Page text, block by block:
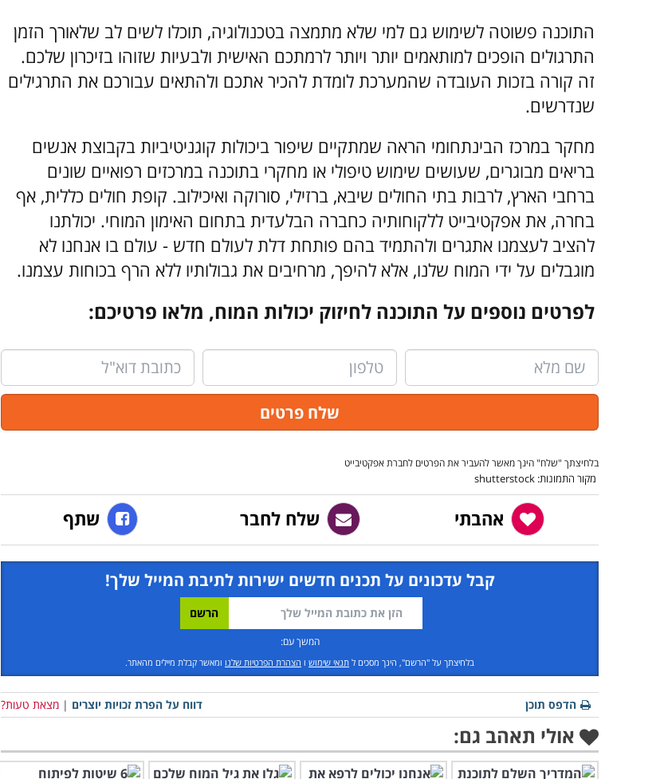
התוכנה פשוטה לשימוש גם למי שלא מתמצה בטכנולוגיה, תוכלו לשים לב שלאורך הזמן
התרגולים הופכים למותאמים יותר ויותר לרמתכם האישית ולבעיות שזוהו בזיכרון שלכם.
זה קורה בזכות העובדה שהמערכת לומדת להכיר אתכם ולהתאים עבורכם את התרגילים
שנדרשים.
מחקר במרכז הבינתחומי הראה שמתקיים שיפור ביכולות קוגניטיביות בקבוצת אנשים
בריאים מבוגרים, שעושים שימוש טיפולי או מחקרי בתוכנה במרכזים רפואיים שונים
ברחבי הארץ, לרבות בתי החולים שיבא, ברזילי, סורוקה ואיכילוב. קופת חולים כללית, אף
בחרה, את אפקטיבייט ללקוחותיה כחברה הבלעדית בתחום האימון המוחי. יכולתנו
להציב לעצמנו אתגרים ולהתמיד בהם פותחת דלת לעולם חדש - עולם בו אנחנו לא
מוגבלים על ידי המוח שלנו, אלא להיפך, מרחיבים את גבולותיו ללא הרף בכוחות עצמנו.
לפרטים נוספים על התוכנה לחיזוק יכולות המוח, מלאו פרטיכם:
בלחיצתך "שלח" הינך מאשר להעביר את הפרטים לחברת אפקטיבייט
מקור התמונות: shutterstock
אהבתי שלח לחבר שתף
קבל עדכונים על תכנים חדשים ישירות לתיבת המייל שלך!
המשך עם:
בלחיצתך על "הרשם", הינך מסכים ל תנאי שימוש ו הצהרת הפרטיות שלנו ומאשר קבלת מיילים מהאתר.
דווח על הפרת זכויות יוצרים | מצאת טעות? הדפס תוכן
אולי תאהב גם: